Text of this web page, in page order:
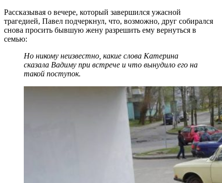
Рассказывая о вечере, который завершился ужасной
трагедией, Павел подчеркнул, что, возможно, друг собирался
снова просить бывшую жену разрешить ему вернуться в
семью:
Но никому неизвестно, какие слова Катерина
сказала Вадиму при встрече и что вынудило его на
такой поступок.